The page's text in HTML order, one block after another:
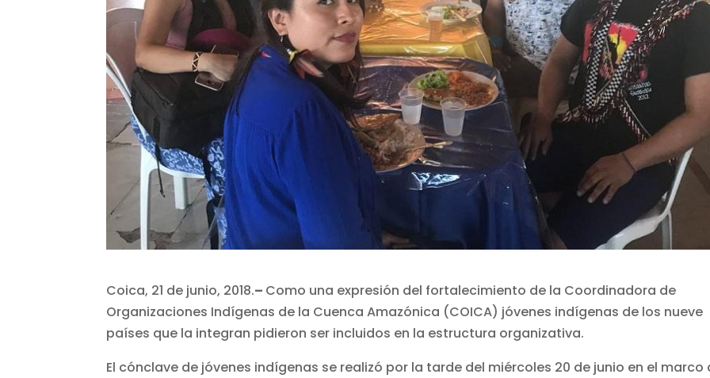
Coica, 21 de junio, 2018.– Como una expresión del fortalecimiento de la Coordinadora de
Organizaciones Indígenas de la Cuenca Amazónica (COICA) jóvenes indígenas de los nueve
países que la integran pidieron ser incluidos en la estructura organizativa.
El cónclave de jóvenes indígenas se realizó por la tarde del miércoles 20 de junio en el marco